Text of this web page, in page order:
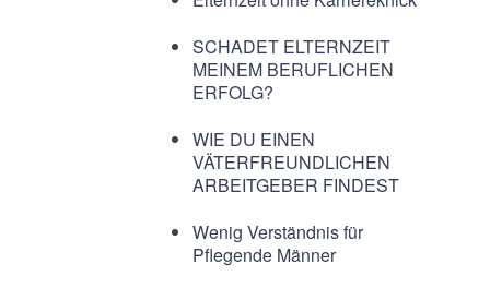
SCHADET ELTERNZEIT
MEINEM BERUFLICHEN
ERFOLG?
WIE DU EINEN
VÄTERFREUNDLICHEN
ARBEITGEBER FINDEST
Wenig Verständnis für
Pflegende Männer